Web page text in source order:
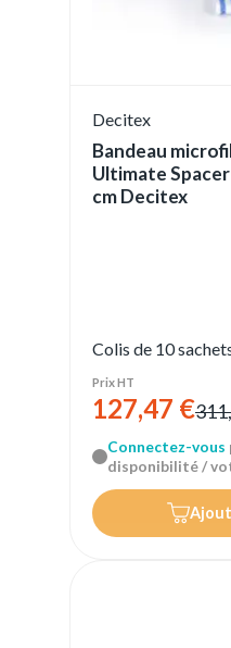
Decitex
Bandeau
Ultimate
cm Decitex
Colis de 10
Prix HT
127,47 €
Connectez-vous
disponibilité /